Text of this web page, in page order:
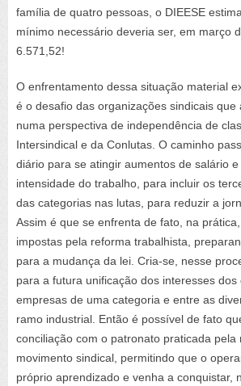
família de quatro pessoas, o DIEESE
mínimo necessário deveria ser, em março
6.571,52!
O enfrentamento dessa situação material
é o desafio das organizações sindicais que
numa perspectiva de independência de
Intersindical e da Conlutas. O caminho
diário para se atingir aumentos de salário
intensidade do trabalho, para incluir os
das categorias nas lutas, para reduzir a
Assim é que se enfrenta de fato, na
impostas pela reforma trabalhista,
para a mudança da lei. Cria-se, nesse
para a futura unificação dos interesses
empresas de uma categoria e entre as
ramo industrial. Então é possível de fato
conciliação com o patronato praticada pela
movimento sindical, permitindo que o
próprio aprendizado e venha a conquistar,